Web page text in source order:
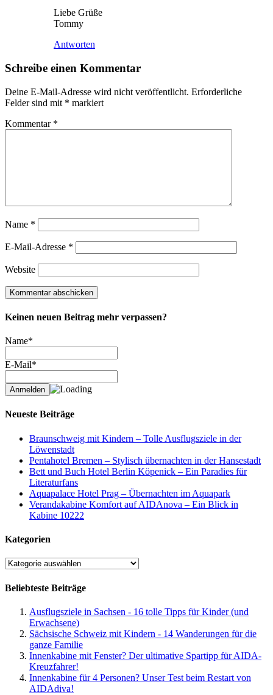
Liebe Grüße
Tommy
Antworten
Schreibe einen Kommentar
Deine E-Mail-Adresse wird nicht veröffentlicht. Erforderliche
Felder sind mit * markiert
Kommentar *
Name *
E-Mail-Adresse *
Website
Keinen neuen Beitrag mehr verpassen?
Name*
E-Mail*
Neueste Beiträge
Braunschweig mit Kindern – Tolle Ausflugsziele in der
Löwenstadt
Pentahotel Bremen – Stylisch übernachten in der Hansestadt
Bett und Buch Hotel Berlin Köpenick – Ein Paradies für
Literaturfans
Aquapalace Hotel Prag – Übernachten im Aquapark
Verandakabine Komfort auf AIDAnova – Ein Blick in
Kabine 10222
Kategorien
Kategorien
Beliebteste Beiträge
Ausflugsziele in Sachsen - 16 tolle Tipps für Kinder (und
Erwachsene)
Sächsische Schweiz mit Kindern - 14 Wanderungen für die
ganze Familie
Innenkabine mit Fenster? Der ultimative Spartipp für AIDA-
Kreuzfahrer!
Innenkabine für 4 Personen? Unser Test beim Restart von
AIDAdiva!